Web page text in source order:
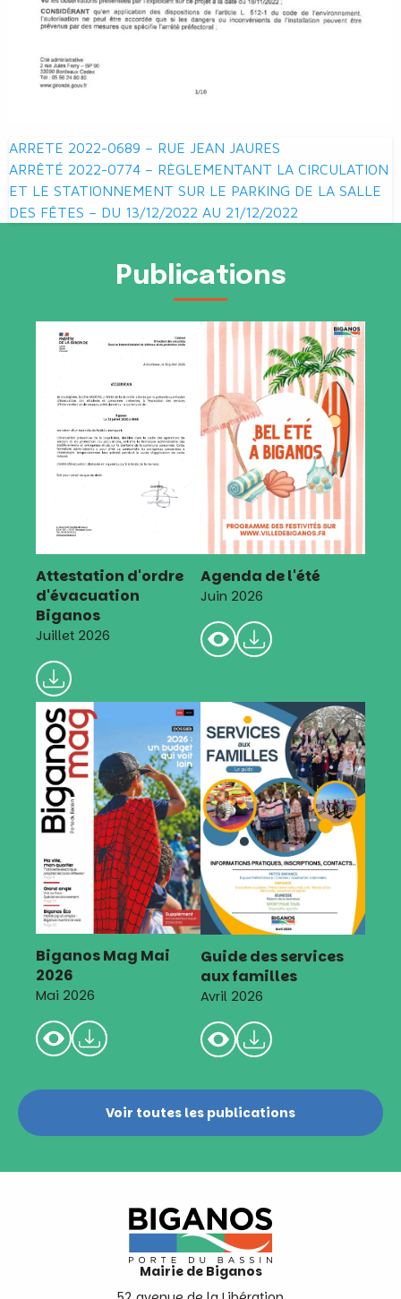
Navigation
de
l’article
ARRETE 2022-0689 – RUE JEAN JAURES
ARRÊTÉ 2022-0774 – RÈGLEMENTANT LA CIRCULATION
ET LE STATIONNEMENT SUR LE PARKING DE LA SALLE
DES FÊTES – DU 13/12/2022 AU 21/12/2022
Publications
Attestation d'ordre
d'évacuation
Biganos
Juillet 2026
Agenda de l'été
Juin 2026
Biganos Mag Mai
2026
Mai 2026
Guide des services
aux familles
Avril 2026
Voir toutes les publications
Mairie de Biganos